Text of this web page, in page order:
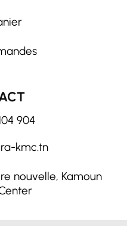
904
kmc.tn
nouvelle, Kamoun